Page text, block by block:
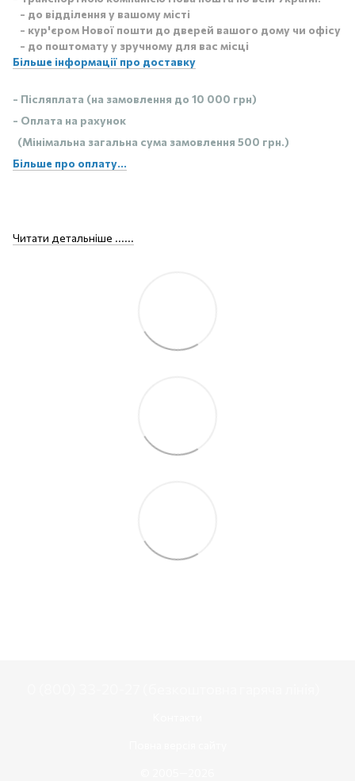
- до відділення у вашому місті
- кур'єром Нової пошти до дверей вашого дому чи офісу
- до поштомату у зручному для вас місці
Більше інформації про доставку
- Післяплата (на замовлення до 10 000 грн)
- Оплата на рахунок
(Мінімальна загальна сума замовлення 500 грн.)
Більше про оплату...
Читати детальніше ......